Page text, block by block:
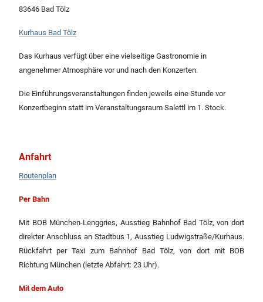
83646 Bad Tölz
Kurhaus Bad Tölz
Das Kurhaus verfügt über eine vielseitige Gastronomie in
angenehmer Atmosphäre vor und nach den Konzerten.
Die Einführungsveranstaltungen finden jeweils eine Stunde vor
Konzertbeginn statt im Veranstaltungsraum Salettl im 1. Stock.
Anfahrt
Routenplan
Per Bahn
Mit BOB München-Lenggries, Ausstieg Bahnhof Bad Tölz, von dort
direkter Anschluss an Stadtbus 1, Ausstieg Ludwigstraße/Kurhaus.
Rückfahrt per Taxi zum Bahnhof Bad Tölz, von dort mit BOB
Richtung München (letzte Abfahrt: 23 Uhr).
Mit dem Auto